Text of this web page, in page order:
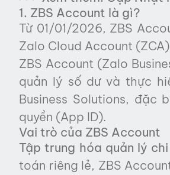
1. ZBS Account là gì?
Từ 01/01/2026, ZBS
Zalo Cloud Account
ZBS Account (Zalo
quản lý số dư và thực
Business Solutions,
quyền (App ID).
Vai trò của ZBS Account
Tập trung hóa quản lý
toán riêng lẻ, ZBS